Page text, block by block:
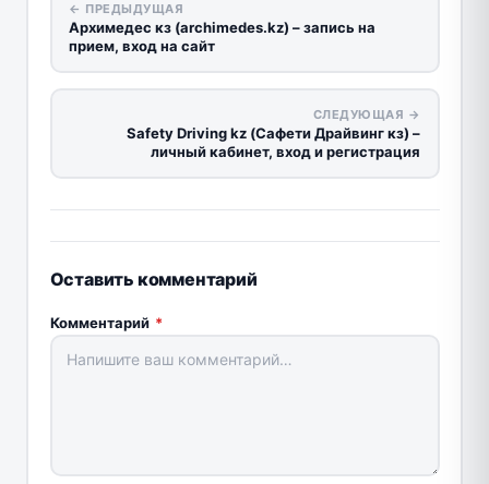
← ПРЕДЫДУЩАЯ
Архимедес кз (archimedes.kz) – запись на
прием, вход на сайт
СЛЕДУЮЩАЯ →
Safety Driving kz (Сафети Драйвинг кз) –
личный кабинет, вход и регистрация
Оставить комментарий
Комментарий *